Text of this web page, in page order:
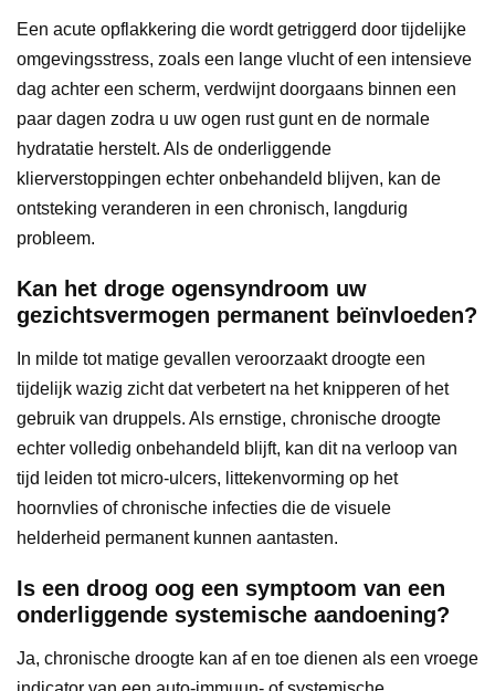
Een acute opflakkering die wordt getriggerd door tijdelijke
omgevingsstress, zoals een lange vlucht of een intensieve
dag achter een scherm, verdwijnt doorgaans binnen een
paar dagen zodra u uw ogen rust gunt en de normale
hydratatie herstelt. Als de onderliggende
klierverstoppingen echter onbehandeld blijven, kan de
ontsteking veranderen in een chronisch, langdurig
probleem.
Kan het droge ogensyndroom uw
gezichtsvermogen permanent beïnvloeden?
In milde tot matige gevallen veroorzaakt droogte een
tijdelijk wazig zicht dat verbetert na het knipperen of het
gebruik van druppels. Als ernstige, chronische droogte
echter volledig onbehandeld blijft, kan dit na verloop van
tijd leiden tot micro-ulcers, littekenvorming op het
hoornvlies of chronische infecties die de visuele
helderheid permanent kunnen aantasten.
Is een droog oog een symptoom van een
onderliggende systemische aandoening?
Ja, chronische droogte kan af en toe dienen als een vroege